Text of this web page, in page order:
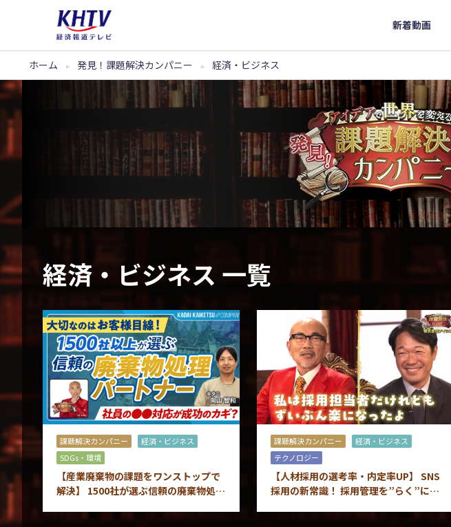
新着動画
ホーム 発見！課題解決カンパニー 経済・ビジネス
経済・ビジネス 一覧
課題解決カンパニー
経済・ビジネス
SDGs・環境
【産業廃棄物の課題をワンストップで
解決】 1500社が選ぶ信頼の廃棄物処理
課題解決カンパニー
経済・ビジネス
テクノロジー
【人材採用の選考率・内定率UP】 SNS
採用の新常識！ 採用管理を”らく”にす